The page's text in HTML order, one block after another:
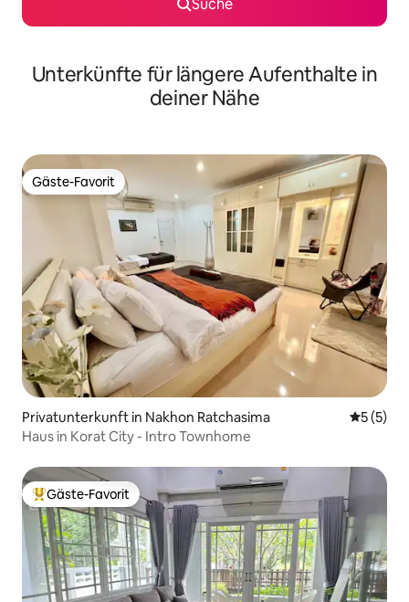
Unterkünfte für längere Aufenthalte in
deiner Nähe
Gäste-Favorit
Gäste-Favorit
Privatunterkunft in Nakhon Ratchasima
5 (5)
Haus in Korat City - Intro Townhome
Beliebter Gäste-Favorit.
Gäste-Favorit